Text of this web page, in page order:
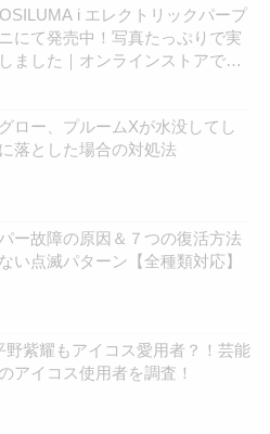
i エレクトリックパープ
にて発売中！写真たっぷりで実
ました｜オンラインストアでも
ロー、プルームXが水没してし
落とした場合の対処法
ー故障の原因＆７つの復活方法
い点滅パターン【全種類対応】
野紫耀もアイコス愛用者？！芸能
アイコス使用者を調査！